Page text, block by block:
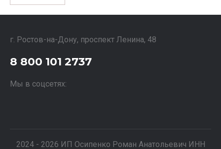
г. Ростов-на-Дону, проспект Ленина, 48
8 800 101 2737
Мы в соцсетях:
2024 - 2026 ИП Осипенко Роман Анатольевич ИНН